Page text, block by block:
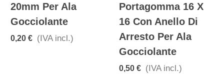
20mm Per Ala
Gocciolante
0,20 € (IVA incl.)
Portagomma 16 X
16 Con Anello Di
Arresto Per Ala
Gocciolante
0,50 € (IVA incl.)